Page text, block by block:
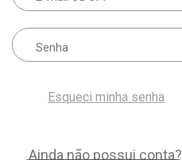
Esqueci minha senha
Ainda não possui conta?